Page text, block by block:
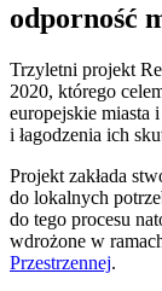
odporność
Trzyletni projekt
2020, którego
europejskie miasta
i łagodzenia ich
Projekt zakłada
do lokalnych
do tego procesu
wdrożone w
Przestrzennej.